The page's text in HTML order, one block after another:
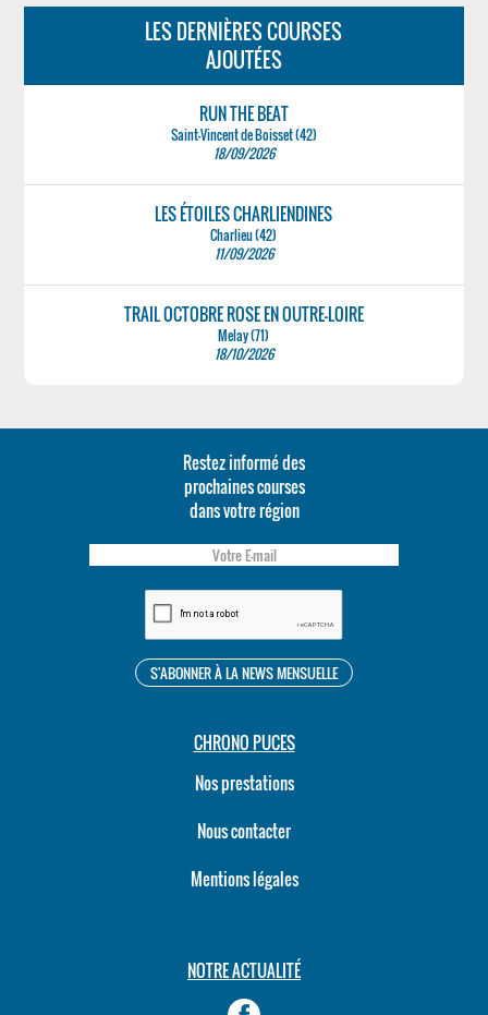
LES DERNIÈRES COURSES
AJOUTÉES
RUN THE BEAT
Saint-Vincent de Boisset (42)
18/09/2026
LES ÉTOILES CHARLIENDINES
Charlieu (42)
11/09/2026
TRAIL OCTOBRE ROSE EN OUTRE-LOIRE
Melay (71)
18/10/2026
Restez informé des
prochaines courses
dans votre région
CHRONO PUCES
Nos prestations
Nous contacter
Mentions légales
NOTRE ACTUALITÉ